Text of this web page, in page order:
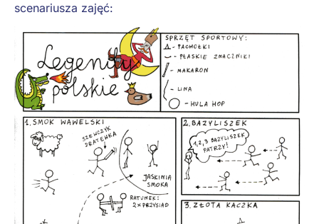
scenariusza zajęć: